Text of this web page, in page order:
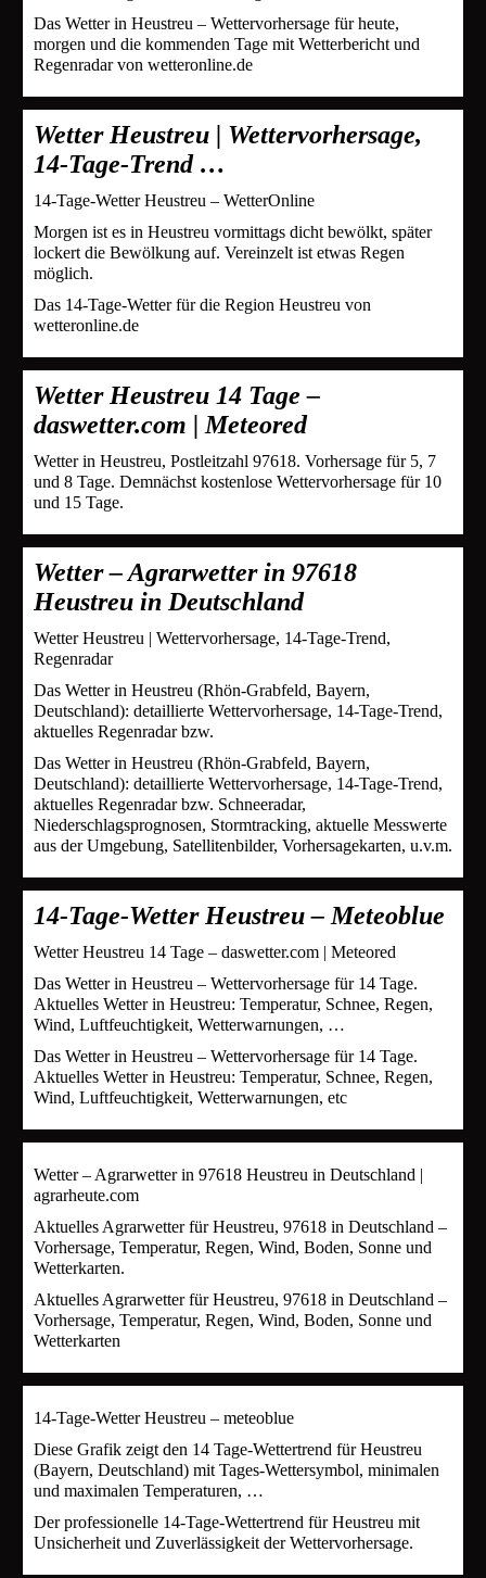
Das Wetter in Heustreu – Wettervorhersage für heute,
morgen und die kommenden Tage mit Wetterbericht und
Regenradar von wetteronline.de
Wetter Heustreu | Wettervorhersage,
14-Tage-Trend …
14-Tage-Wetter Heustreu – WetterOnline
Morgen ist es in Heustreu vormittags dicht bewölkt, später
lockert die Bewölkung auf. Vereinzelt ist etwas Regen
möglich.
Das 14-Tage-Wetter für die Region Heustreu von
wetteronline.de
Wetter Heustreu 14 Tage –
daswetter.com | Meteored
Wetter in Heustreu, Postleitzahl 97618. Vorhersage für 5, 7
und 8 Tage. Demnächst kostenlose Wettervorhersage für 10
und 15 Tage.
Wetter – Agrarwetter in 97618
Heustreu in Deutschland
Wetter Heustreu | Wettervorhersage, 14-Tage-Trend,
Regenradar
Das Wetter in Heustreu (Rhön-Grabfeld, Bayern,
Deutschland): detaillierte Wettervorhersage, 14-Tage-Trend,
aktuelles Regenradar bzw.
Das Wetter in Heustreu (Rhön-Grabfeld, Bayern,
Deutschland): detaillierte Wettervorhersage, 14-Tage-Trend,
aktuelles Regenradar bzw. Schneeradar,
Niederschlagsprognosen, Stormtracking, aktuelle Messwerte
aus der Umgebung, Satellitenbilder, Vorhersagekarten, u.v.m.
14-Tage-Wetter Heustreu – Meteoblue
Wetter Heustreu 14 Tage – daswetter.com | Meteored
Das Wetter in Heustreu – Wettervorhersage für 14 Tage.
Aktuelles Wetter in Heustreu: Temperatur, Schnee, Regen,
Wind, Luftfeuchtigkeit, Wetterwarnungen, …
Das Wetter in Heustreu – Wettervorhersage für 14 Tage.
Aktuelles Wetter in Heustreu: Temperatur, Schnee, Regen,
Wind, Luftfeuchtigkeit, Wetterwarnungen, etc
Wetter – Agrarwetter in 97618 Heustreu in Deutschland |
agrarheute.com
Aktuelles Agrarwetter für Heustreu, 97618 in Deutschland –
Vorhersage, Temperatur, Regen, Wind, Boden, Sonne und
Wetterkarten.
Aktuelles Agrarwetter für Heustreu, 97618 in Deutschland –
Vorhersage, Temperatur, Regen, Wind, Boden, Sonne und
Wetterkarten
14-Tage-Wetter Heustreu – meteoblue
Diese Grafik zeigt den 14 Tage-Wettertrend für Heustreu
(Bayern, Deutschland) mit Tages-Wettersymbol, minimalen
und maximalen Temperaturen, …
Der professionelle 14-Tage-Wettertrend für Heustreu mit
Unsicherheit und Zuverlässigkeit der Wettervorhersage.